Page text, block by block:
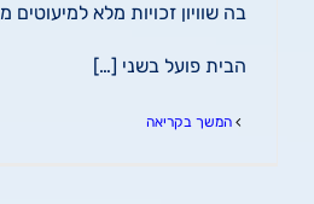
בה שוויון זכויות מלא למיעוטים
הבית פועל בשני […]
המשך בקריאה